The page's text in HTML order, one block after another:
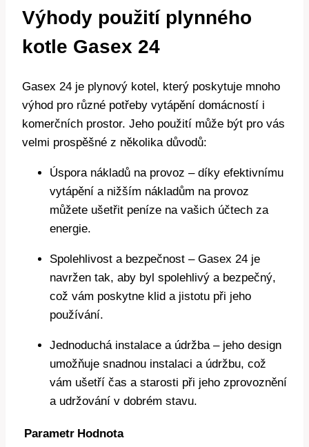
Výhody použití plynného
kotle Gasex 24
Gasex 24 je plynový kotel, který poskytuje mnoho
výhod pro různé potřeby vytápění domácností i
komerčních prostor. Jeho použití může být pro vás
velmi prospěšné z několika důvodů:
Úspora nákladů na provoz – díky efektivnímu
vytápění a nižším nákladům na provoz
můžete ušetřit peníze na vašich účtech za
energie.
Spolehlivost a bezpečnost – Gasex 24 je
navržen tak, aby byl spolehlivý a bezpečný,
což vám poskytne klid a jistotu při jeho
používání.
Jednoduchá instalace a údržba – jeho design
umožňuje snadnou instalaci a údržbu, což
vám ušetří čas a starosti při jeho zprovoznění
a udržování v dobrém stavu.
Parametr Hodnota